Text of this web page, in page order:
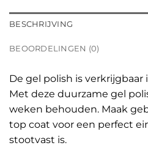
BESCHRIJVING
BEOORDELINGEN (0)
De gel polish is
Met deze duurzame gel
weken behouden. Maak
top coat voor een perfect
stootvast is.